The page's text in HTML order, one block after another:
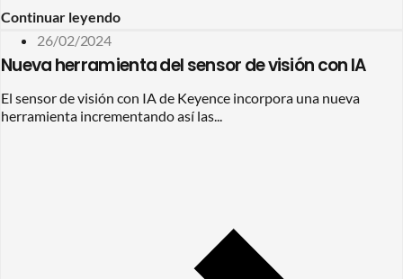
Continuar leyendo
26/02/2024
Nueva herramienta del sensor de visión con IA
El sensor de visión con IA de Keyence incorpora una nueva
herramienta incrementando así las...